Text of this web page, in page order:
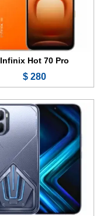
Infinix Hot 70 Pro
280 $
المعالج:Mediatek Dimensity 8400 Ultimate
البطارية والشحن السريع: 6500 مللي أمبير - 45 واط
عرض الموصفات ←
الشاشة:
الذاكرة:256 أو 512 جيجابايت
الرام:12 جيجابايت
الكاميرا:200 + 50 + 8 ميجابكسل
المعالج:Mediatek Dimensity 8400 Ultimate
البطارية والشحن السريع:7000 مللي أمبير - 100 واط
عرض الموصفات ←